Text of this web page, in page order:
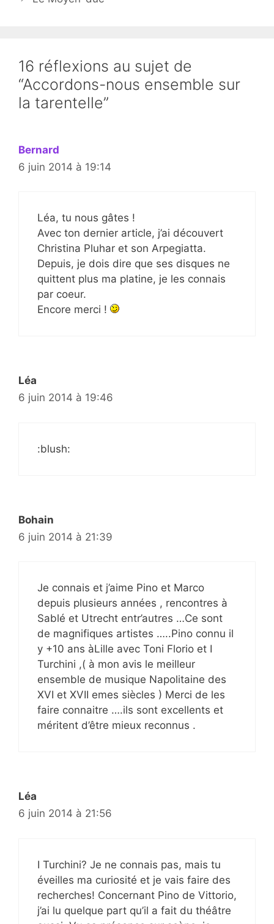
16 réflexions au sujet de
“Accordons-nous ensemble sur
la tarentelle”
Bernard
6 juin 2014 à 19:14
Léa, tu nous gâtes !
Avec ton dernier article, j’ai découvert
Christina Pluhar et son Arpegiatta.
Depuis, je dois dire que ses disques ne
quittent plus ma platine, je les connais
par coeur.
Encore merci !
Léa
6 juin 2014 à 19:46
:blush:
Bohain
6 juin 2014 à 21:39
Je connais et j’aime Pino et Marco
depuis plusieurs années , rencontres à
Sablé et Utrecht entr’autres …Ce sont
de magnifiques artistes …..Pino connu il
y +10 ans àLille avec Toni Florio et I
Turchini ,( à mon avis le meilleur
ensemble de musique Napolitaine des
XVI et XVII emes siècles ) Merci de les
faire connaitre ….ils sont excellents et
méritent d’être mieux reconnus .
Léa
6 juin 2014 à 21:56
I Turchini? Je ne connais pas, mais tu
éveilles ma curiosité et je vais faire des
recherches! Concernant Pino de Vittorio,
j’ai lu quelque part qu’il a fait du théâtre